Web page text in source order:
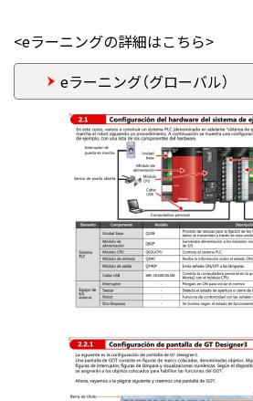
<eラーニングの詳細はこちら>
eラーニング（グローバル）